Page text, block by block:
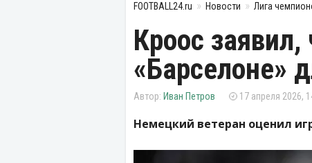
FOOTBALL24.ru Новости Лига
Кроос
«Барселоне»
Иван Петров 17 апреля 2026,
Немецкий ветеран оценил